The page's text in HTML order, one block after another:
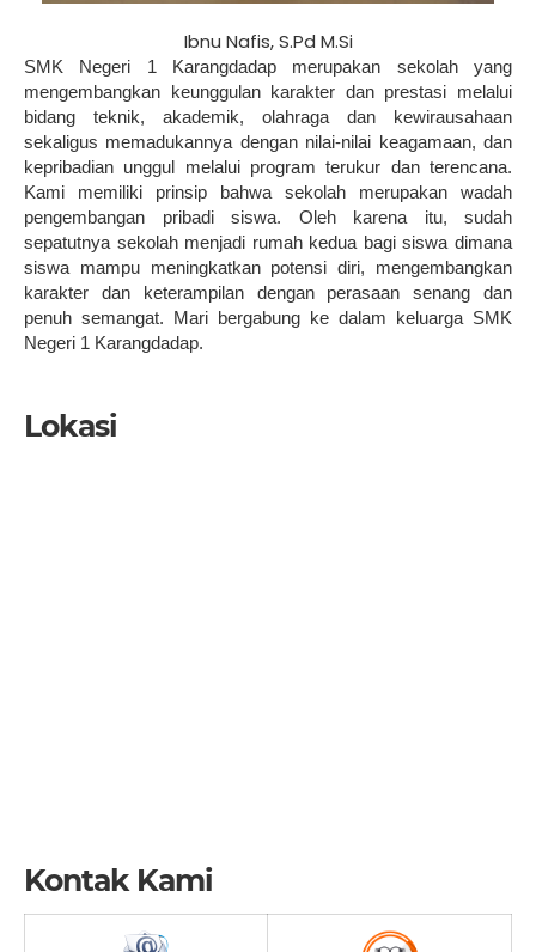
Ibnu Nafis, S.Pd M.Si
SMK Negeri 1 Karangdadap merupakan sekolah yang
mengembangkan keunggulan karakter dan prestasi melalui
bidang teknik, akademik, olahraga dan kewirausahaan
sekaligus memadukannya dengan nilai-nilai keagamaan, dan
kepribadian unggul melalui program terukur dan terencana.
Kami memiliki prinsip bahwa sekolah merupakan wadah
pengembangan pribadi siswa. Oleh karena itu, sudah
sepatutnya sekolah menjadi rumah kedua bagi siswa dimana
siswa mampu meningkatkan potensi diri, mengembangkan
karakter dan keterampilan dengan perasaan senang dan
penuh semangat. Mari bergabung ke dalam keluarga SMK
Negeri 1 Karangdadap.
Lokasi
Kontak Kami